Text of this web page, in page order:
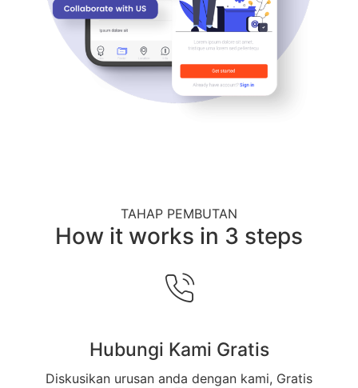
TAHAP PEMBUTAN
How it works in 3 steps
Hubungi Kami Gratis
Diskusikan urusan anda dengan kami, Gratis